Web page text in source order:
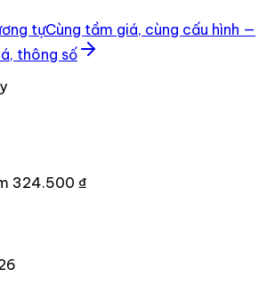
tựCùng tầm giá, cùng cấu hình —
thông số
324.500 ₫